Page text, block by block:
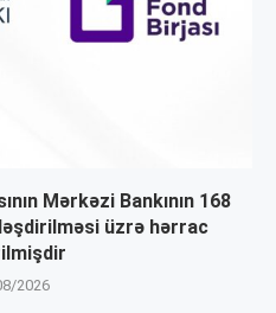
Mərkəzi Bankının 168
üzrə hərrac
2026